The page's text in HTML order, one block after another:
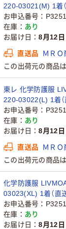
220-03021(M) 1着（
お申込番号
在庫
あり
お届け日
8月12日
直送品
ＭＲＯ
この出荷元の商品
東レ 化学防護服
220-03022(L) 1着（
お申込番号
在庫
あり
お届け日
8月12日
直送品
ＭＲＯ
この出荷元の商品
化学防護服
03023(XL) 1着（直送
お申込番号
在庫
あり
お届け日
8月12日